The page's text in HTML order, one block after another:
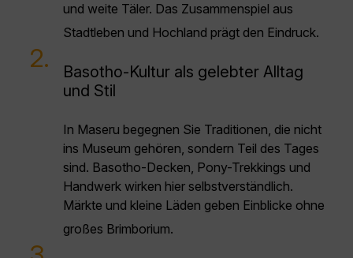
und weite Täler. Das Zusammenspiel aus
Stadtleben und Hochland prägt den Eindruck.
2.
Basotho-Kultur als gelebter Alltag
und Stil
In Maseru begegnen Sie Traditionen, die nicht
ins Museum gehören, sondern Teil des Tages
sind. Basotho-Decken, Pony-Trekkings und
Handwerk wirken hier selbstverständlich.
Märkte und kleine Läden geben Einblicke ohne
großes Brimborium.